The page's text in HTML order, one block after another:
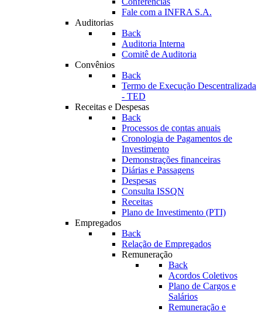
Fale com a INFRA S.A.
Auditorias
Back
Auditoria Interna
Comitê de Auditoria
Convênios
Back
Termo de Execução Descentralizada
- TED
Receitas e Despesas
Back
Processos de contas anuais
Cronologia de Pagamentos de
Investimento
Demonstrações financeiras
Diárias e Passagens
Despesas
Consulta ISSQN
Receitas
Plano de Investimento (PTI)
Empregados
Back
Relação de Empregados
Remuneração
Back
Acordos Coletivos
Plano de Cargos e
Salários
Remuneração e